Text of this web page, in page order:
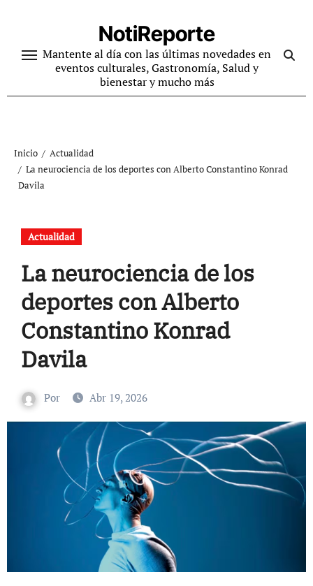
contenido
NotiReporte
Mantente al día con las últimas novedades en
eventos culturales, Gastronomía, Salud y
bienestar y mucho más
Inicio
Actualidad
La neurociencia de los deportes con Alberto Constantino Konrad
Davila
Actualidad
La neurociencia de los
deportes con Alberto
Constantino Konrad
Davila
Por Abr 19, 2026